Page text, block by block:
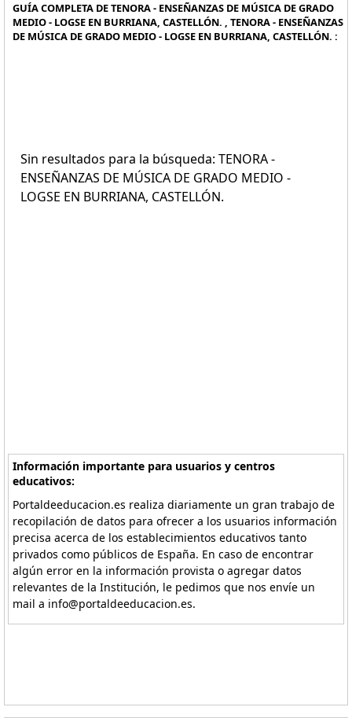
GUÍA COMPLETA DE TENORA - ENSEÑANZAS DE MÚSICA DE GRADO
MEDIO - LOGSE EN BURRIANA, CASTELLÓN. , TENORA - ENSEÑANZAS
DE MÚSICA DE GRADO MEDIO - LOGSE EN BURRIANA, CASTELLÓN. :
Sin resultados para la búsqueda: TENORA -
ENSEÑANZAS DE MÚSICA DE GRADO MEDIO -
LOGSE EN BURRIANA, CASTELLÓN.
Información importante para usuarios y centros
educativos:
Portaldeeducacion.es realiza diariamente un gran trabajo de
recopilación de datos para ofrecer a los usuarios información
precisa acerca de los establecimientos educativos tanto
privados como públicos de España. En caso de encontrar
algún error en la información provista o agregar datos
relevantes de la Institución, le pedimos que nos envíe un
mail a info@portaldeeducacion.es.